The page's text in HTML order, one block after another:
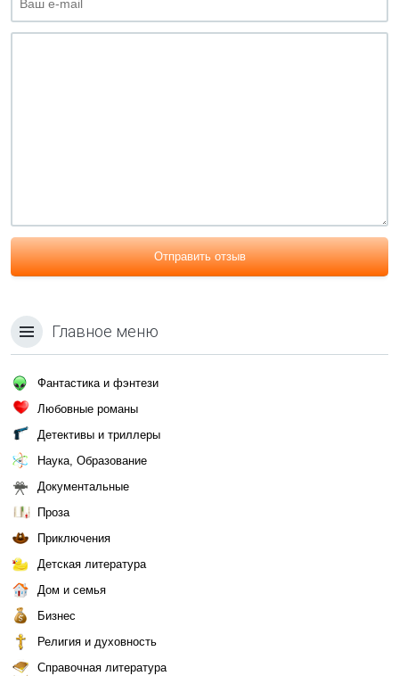
Отправить отзыв
Главное меню
Фантастика и фэнтези
Любовные романы
Детективы и триллеры
Наука, Образование
Документальные
Проза
Приключения
Детская литература
Дом и семья
Бизнес
Религия и духовность
Справочная литература